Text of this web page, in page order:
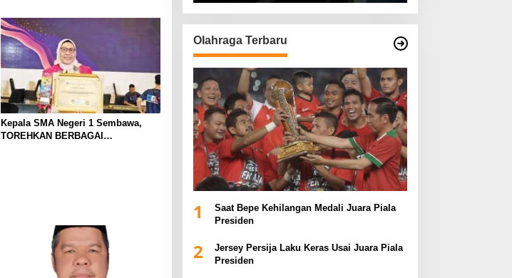
Jabatan Struktural Eselon III
Kepala SMA Negeri 1 Sembawa,
TOREHKAN BERBAGAI
Olahraga Terbaru
1
Saat Bepe Kehilangan Medali Juara Piala
Presiden
2
Jersey Persija Laku Keras Usai Juara Piala
Presiden